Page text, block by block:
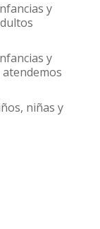
y
y
atendemos
niñas y